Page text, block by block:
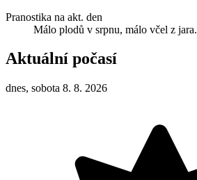
Pranostika na akt. den
Málo plodů v srpnu, málo včel z jara.
Aktuální počasí
dnes, sobota 8. 8. 2026